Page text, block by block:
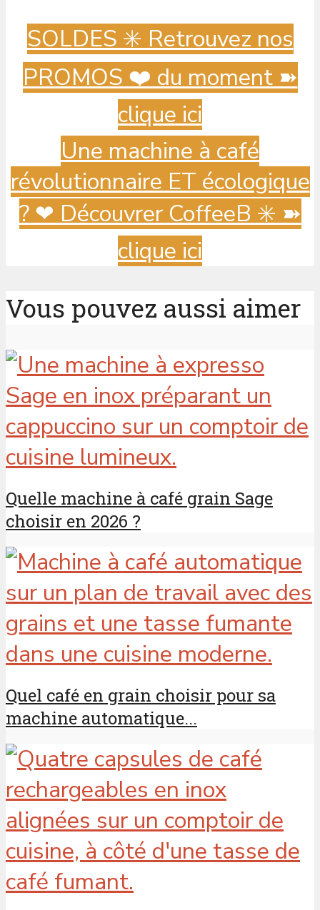
SOLDES ✳️ Retrouvez nos
PROMOS ❤️ du moment ➽
clique ici
Une machine à café
révolutionnaire ET écologique
? ️❤ Découvrer CoffeeB ✳️ ➽
clique ici
Vous pouvez aussi aimer
Quelle machine à café grain Sage
choisir en 2026 ?
Quel café en grain choisir pour sa
machine automatique...